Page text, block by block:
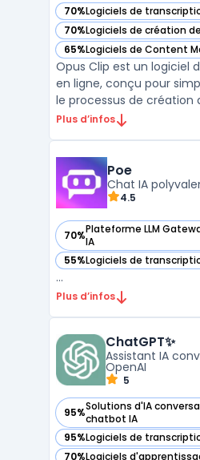
70%Logiciels de
— voir Opus Clip dans cette
70%Logiciels de création
— voir Opus Clip dans
65%Logiciels de Content
— voir Opus Clip dans
Opus Clip est un logiciel
en ligne, conçu pour
le processus de création
professionnelles. Destiné
offre une plateforme
fonctionnalités avancée
Plus d’infos
Poe
Chat IA
4.5
70%Plateforme LLM
IA
— voir Poe dans cette
55%Logiciels de
— voir Poe dans cette
...
Plus d’infos
ChatGPT✨
Assistant IA
OpenAI
5
95%Solutions d'IA
chatbot IA
— voir ChatGPT✨ dans
95%Logiciels de
— voir ChatGPT✨ dans
70%Logiciels